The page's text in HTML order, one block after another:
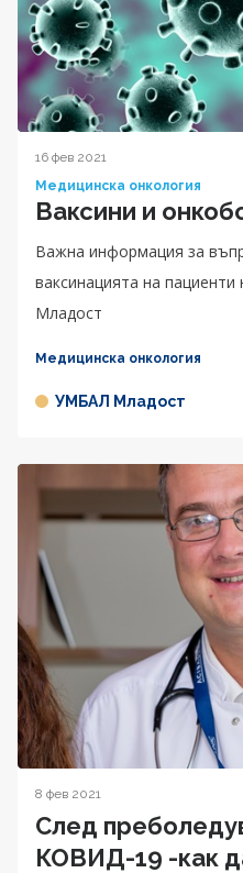
16 фев 2021
Медицинска онкология
Ваксини и
Важна информация за
ваксинацията на
Младост
Медицинска онкология
УМБАЛ Младост
8 фев 2021
След
КОВИД-19 -как